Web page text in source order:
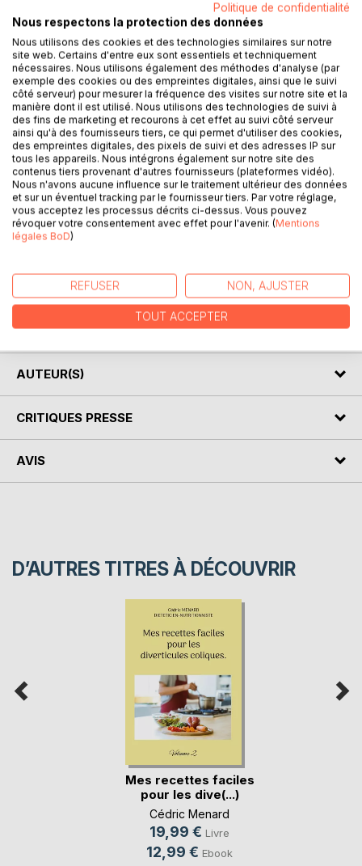
DESCRIPTION
Vous souffrez de coliques néphrétiques d'origine urique ?
Ce livre de recettes vierge, élaboré par Cédric MENARD
diététicien-nutritionniste, sera pour vous le compagnon
idéal ! En effet, toutes vos créations culinaires, adaptées à
vos coliques néphrétiques, pourront lui être confiées et
donc, très faciles à cuisiner à nouveau et à volonté.
Comme tout livre de recettes personnalisées, il deviendra
très rapidement un compagnon diététique précieux.
De nombreux conseils nutritionnels, parfaitement adaptés à
votre hyperuricémie, vous seront proposés, ainsi, tout en
prenant la plume, vous apprendrez très rapidement à mieux
bref, ce manuscrit diététique deviendra, pour vous, très
vite, un soutien efficace et indispensable.
Cet ouvrage est également disponible avec une couverture
cartonnée souple.
AUTEUR(S)
CRITIQUES PRESSE
AVIS
D’AUTRES TITRES À DÉCOUVRIR
Mes recettes faciles
pour les dive(...)
Cédric Menard
19,99 € Livre
12,99 € Ebook
Politique de confidentialité
Nous respectons la protection des données
Nous utilisons des cookies et des technologies similaires sur notre
site web. Certains d'entre eux sont essentiels et techniquement
nécessaires. Nous utilisons également des méthodes d'analyse (par
exemple des cookies ou des empreintes digitales, ainsi que le suivi
côté serveur) pour mesurer la fréquence des visites sur notre site et la
manière dont il est utilisé. Nous utilisons des technologies de suivi à
des fins de marketing et recourons à cet effet au suivi côté serveur
ainsi qu'à des fournisseurs tiers, ce qui permet d'utiliser des cookies,
des empreintes digitales, des pixels de suivi et des adresses IP sur
tous les appareils. Nous intégrons également sur notre site des
contenus tiers provenant d'autres fournisseurs (plateformes vidéo).
Nous n'avons aucune influence sur le traitement ultérieur des données
et sur un éventuel tracking par le fournisseur tiers. Par votre réglage,
vous acceptez les processus décrits ci-dessus. Vous pouvez
révoquer votre consentement avec effet pour l'avenir. (Mentions
légales BoD)
REFUSER NON, AJUSTER
TOUT ACCEPTER